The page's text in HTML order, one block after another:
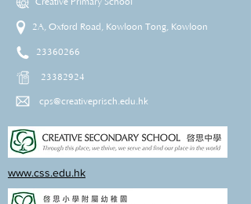
Creative Primary School
2A, Oxford Road, Kowloon Tong, Kowloon
23360266
23382924
cps@creativeprisch.edu.hk
www.css.edu.hk